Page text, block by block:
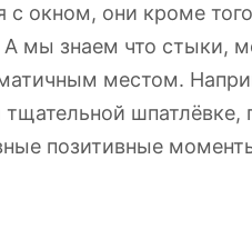
окном, они кроме
А мы знаем что стыки,
местом.
шпатлёвке,
позитивные